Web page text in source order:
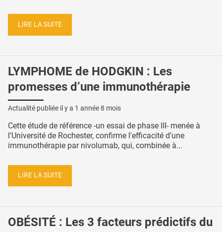
LIRE LA SUITE
LYMPHOME de HODGKIN : Les
promesses d’une immunothérapie
Actualité publiée il y a 1 année 8 mois
Cette étude de référence -un essai de phase III- menée à
l'Université de Rochester, confirme l'efficacité d’une
immunothérapie par nivolumab, qui, combinée à...
LIRE LA SUITE
OBÉSITÉ : Les 3 facteurs prédictifs du